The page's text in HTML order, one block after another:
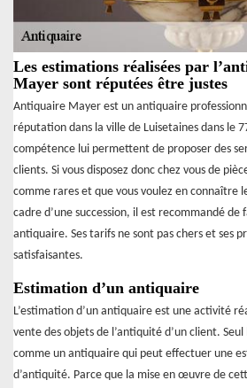
Les estimations réalisées par
Mayer sont réputées être justes
Antiquaire Mayer est un antiquaire
réputation dans la ville de Luisetaines dans le
compétence lui permettent de proposer des
clients. Si vous disposez donc chez vous de
comme rares et que vous voulez en connaître
cadre d’une succession, il est recommandé de
antiquaire. Ses tarifs ne sont pas chers et ses
satisfaisantes.
Estimation d’un antiquaire
L’estimation d’un antiquaire est une activité
vente des objets de l’antiquité d’un client.
comme un antiquaire qui peut effectuer une
d’antiquité. Parce que la mise en œuvre de